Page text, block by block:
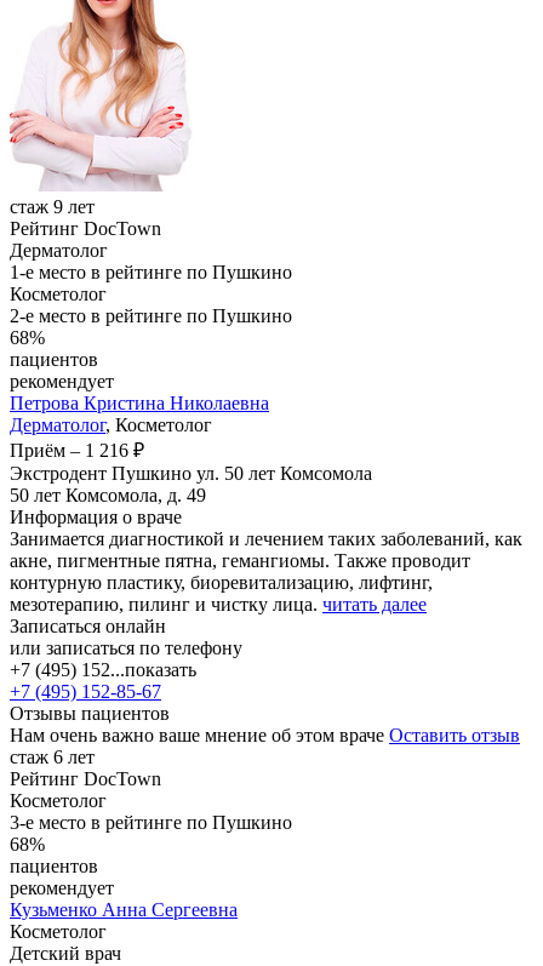
стаж 9 лет
Рейтинг DocTown
Дерматолог
1-е место в рейтинге по Пушкино
Косметолог
2-е место в рейтинге по Пушкино
68%
пациентов
рекомендует
Петрова Кристина Николаевна
Дерматолог, Косметолог
Приём – 1 216 ₽
Экстродент Пушкино ул. 50 лет Комсомола
50 лет Комсомола, д. 49
Информация о враче
Занимается диагностикой и лечением таких заболеваний, как
акне, пигментные пятна, гемангиомы. Также проводит
контурную пластику, биоревитализацию, лифтинг,
мезотерапию, пилинг и чистку лица. читать далее
Записаться онлайн
или записаться по телефону
+7 (495) 152...показать
+7 (495) 152-85-67
Отзывы пациентов
Нам очень важно ваше мнение об этом враче Оставить отзыв
стаж 6 лет
Рейтинг DocTown
Косметолог
3-е место в рейтинге по Пушкино
68%
пациентов
рекомендует
Кузьменко Анна Сергеевна
Косметолог
Детский врач